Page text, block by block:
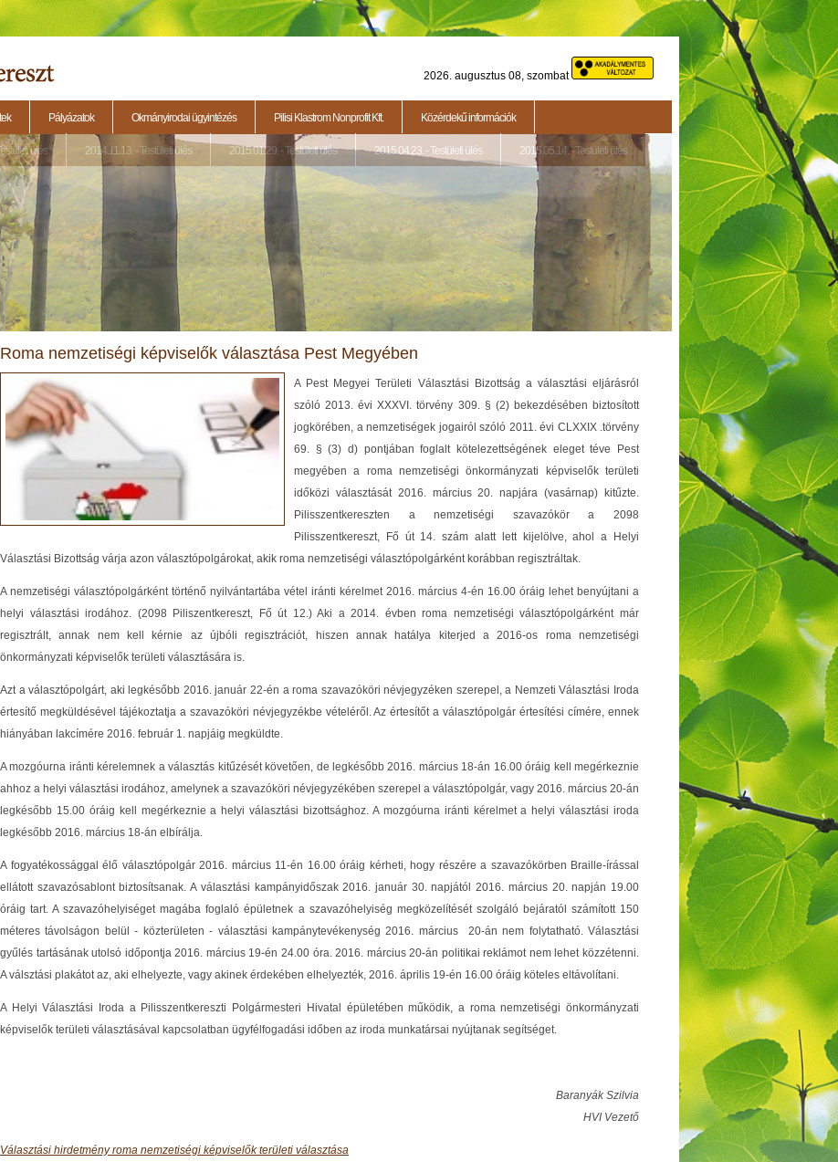
2026. augusztus 08, szombat
Pályázatok Okmányirodai ügyintézés Pilisi Klastrom Nonprofit Kft. Közérdekű információk
ülés 2014.11.13. - Testületi ülés 2015.01.29. - Testületi ülés 2015.04.23. - Testületi ülés 2015.05.14. - Testületi ülés
Roma nemzetiségi képviselők választása Pest Megyében
A Pest Megyei Területi Választási Bizottság a választási eljárásról
szóló 2013. évi XXXVI. törvény 309. § (2) bekezdésében biztosított
jogkörében, a nemzetiségek jogairól szóló 2011. évi CLXXIX .törvény
69. § (3) d) pontjában foglalt kötelezettségének eleget téve Pest
megyében a roma nemzetiségi önkormányzati képviselők területi
időközi választását 2016. március 20. napjára (vasárnap) kitűzte.
Pilisszentkereszten a nemzetiségi szavazókör a 2098
Pilisszentkereszt, Fő út 14. szám alatt lett kijelölve, ahol a Helyi
Választási Bizottság várja azon választópolgárokat, akik roma nemzetiségi választópolgárként korábban regisztráltak.
A nemzetiségi választópolgárként történő nyilvántartába vétel iránti kérelmet 2016. március 4-én 16.00 óráig lehet benyújtani a
helyi választási irodához. (2098 Piliszentkereszt, Fő út 12.) Aki a 2014. évben roma nemzetiségi választópolgárként már
regisztrált, annak nem kell kérnie az újbóli regisztrációt, hiszen annak hatálya kiterjed a 2016-os roma nemzetiségi
önkormányzati képviselők területi választására is.
Azt a választópolgárt, aki legkésőbb 2016. január 22-én a roma szavazóköri névjegyzéken szerepel, a Nemzeti Választási Iroda
értesítő megküldésével tájékoztatja a szavazóköri névjegyzékbe vételéről. Az értesítőt a választópolgár értesítési címére, ennek
hiányában lakcímére 2016. február 1. napjáig megküldte.
A mozgóurna iránti kérelemnek a választás kitűzését követően, de legkésőbb 2016. március 18-án 16.00 óráig kell megérkeznie
ahhoz a helyi választási irodához, amelynek a szavazóköri névjegyzékében szerepel a választópolgár, vagy 2016. március 20-án
legkésőbb 15.00 óráig kell megérkeznie a helyi választási bizottsághoz. A mozgóurna iránti kérelmet a helyi választási iroda
legkésőbb 2016. március 18-án elbírálja.
A fogyatékossággal élő választópolgár 2016. március 11-én 16.00 óráig kérheti, hogy részére a szavazókörben Braille-írással
ellátott szavazósablont biztosítsanak. A választási kampányidőszak 2016. január 30. napjától 2016. március 20. napján 19.00
óráig tart. A szavazóhelyiséget magába foglaló épületnek a szavazóhelyiség megközelítését szolgáló bejáratól számított 150
méteres távolságon belül - közterületen - választási kampánytevékenység 2016. március 20-án nem folytatható. Választási
gyűlés tartásának utolsó időpontja 2016. március 19-én 24.00 óra. 2016. március 20-án politikai reklámot nem lehet közzétenni.
A válsztási plakátot az, aki elhelyezte, vagy akinek érdekében elhelyezték, 2016. április 19-én 16.00 óráig köteles eltávolítani.
A Helyi Választási Iroda a Pilisszentkereszti Polgármesteri Hivatal épületében működik, a roma nemzetiségi önkormányzati
képviselők területi választásával kapcsolatban ügyfélfogadási időben az iroda munkatársai nyújtanak segítséget.
Baranyák Szilvia
HVI Vezető
Választási hirdetmény roma nemzetiségi képviselők területi választása